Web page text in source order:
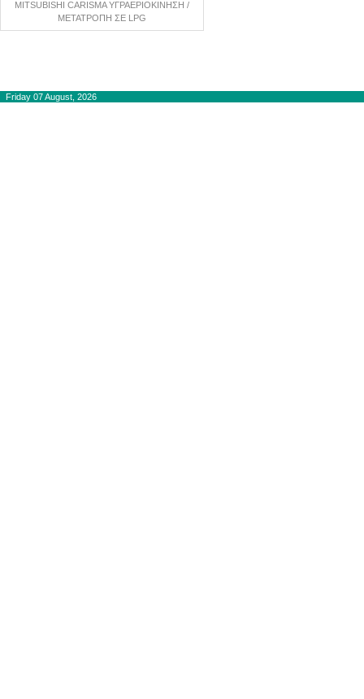
MITSUBISHI CARISMA ΥΓΡΑΕΡΙΟΚΙΝΗΣΗ /
ΜΕΤΑΤΡΟΠΗ ΣΕ LPG
Friday 07 August, 2026